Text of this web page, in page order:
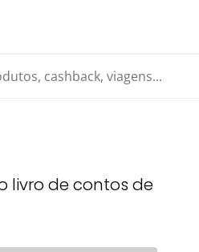
cashback, viagens...
livro de contos de